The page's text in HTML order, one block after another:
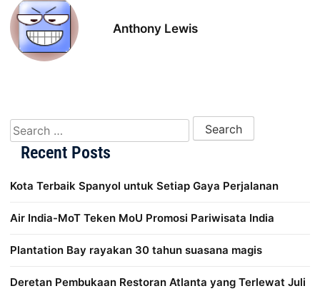
Anthony Lewis
Search for:
Recent Posts
Kota Terbaik Spanyol untuk Setiap Gaya Perjalanan
Air India-MoT Teken MoU Promosi Pariwisata India
Plantation Bay rayakan 30 tahun suasana magis
Deretan Pembukaan Restoran Atlanta yang Terlewat Juli